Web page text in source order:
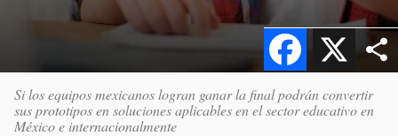
X
Facebook
Si los equipos mexicanos logran ganar la final podrán convertir
sus prototipos en soluciones aplicables en el sector educativo en
México e internacionalmente